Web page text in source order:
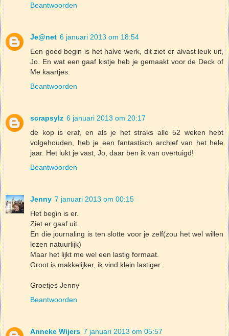
Beantwoorden
Je@net 6 januari 2013 om 18:54
Een goed begin is het halve werk, dit ziet er alvast leuk uit,
Jo. En wat een gaaf kistje heb je gemaakt voor de Deck of
Me kaartjes.
Beantwoorden
scrapsylz 6 januari 2013 om 20:17
de kop is eraf, en als je het straks alle 52 weken hebt
volgehouden, heb je een fantastisch archief van het hele
jaar. Het lukt je vast, Jo, daar ben ik van overtuigd!
Beantwoorden
Jenny 7 januari 2013 om 00:15
Het begin is er.
Ziet er gaaf uit.
En die journaling is ten slotte voor je zelf(zou het wel willen
lezen natuurlijk)
Maar het lijkt me wel een lastig formaat.
Groot is makkelijker, ik vind klein lastiger.
Groetjes Jenny
Beantwoorden
Anneke Wijers 7 januari 2013 om 05:57